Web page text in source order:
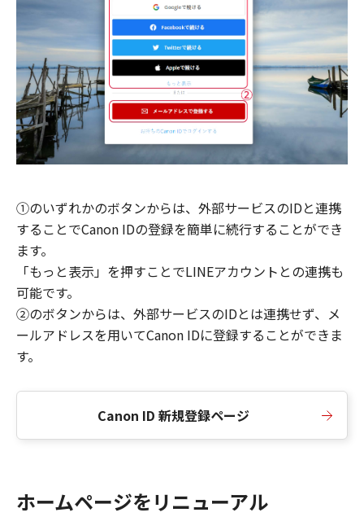
①のいずれかのボタンからは、外部サービスのIDと連携
することでCanon IDの登録を簡単に続行することができ
ます。
「もっと表示」を押すことでLINEアカウントとの連携も
可能です。
②のボタンからは、外部サービスのIDとは連携せず、メ
ールアドレスを用いてCanon IDに登録することができま
す。
Canon ID 新規登録ページ
ホームページをリニューアル